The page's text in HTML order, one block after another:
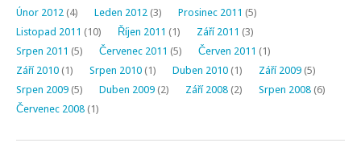
Únor 2012 (4) Leden 2012 (3) Prosinec 2011 (5)
Listopad 2011 (10) Říjen 2011 (1) Září 2011 (3)
Srpen 2011 (5) Červenec 2011 (5) Červen 2011 (1)
Září 2010 (1) Srpen 2010 (1) Duben 2010 (1) Září 2009 (5)
Srpen 2009 (5) Duben 2009 (2) Září 2008 (2) Srpen 2008 (6)
Červenec 2008 (1)